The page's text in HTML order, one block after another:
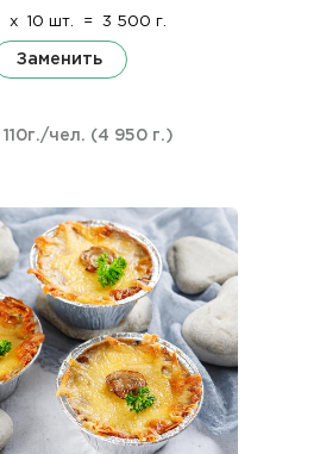
x 10 шт. = 3 500 г.
Заменить
110г./чел. (4 950 г.)